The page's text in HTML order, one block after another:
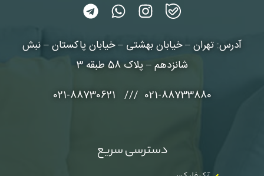
آدرس: تهران – خیابان بهشتی – خیابان پاکستان – نبش
شانزدهم – پلاک 58 طبقه 3
021-88733880 /// 021-88730621
دسترسی سریع